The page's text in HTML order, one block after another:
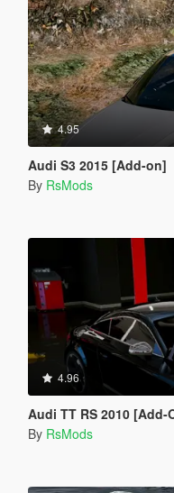
4.95
Audi S3 2015 [Add-on]
By RsMods
4.96
Audi TT RS 2010 [Add-
By RsMods